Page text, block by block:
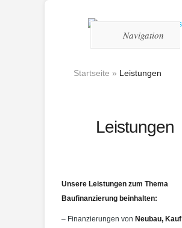
Navigation
Startseite » Leistungen
Leistungen
Unsere Leistungen zum Thema
Baufinanzierung beinhalten:
– Finanzierungen von Neubau, Kauf